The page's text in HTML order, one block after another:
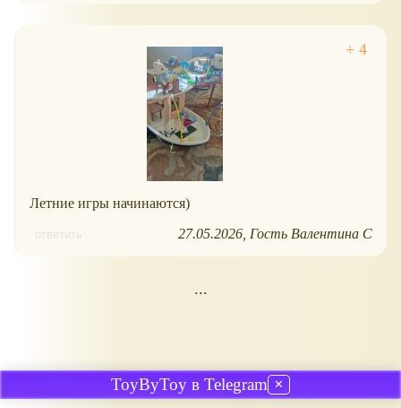
Летние игры начинаются)
ответить 27.05.2026 Гость Валентина С
...
ToyByToy в Telegram ✕